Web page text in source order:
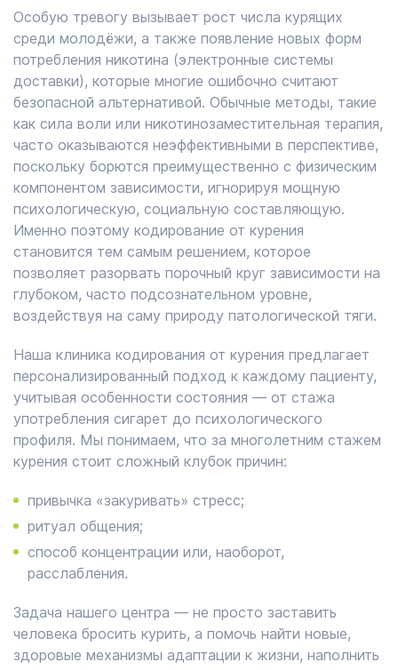
Особую тревогу вызывает рост числа курящих
среди молодёжи, а также появление новых форм
потребления никотина (электронные системы
доставки), которые многие ошибочно считают
безопасной альтернативой. Обычные методы, такие
как сила воли или никотинозаместительная терапия,
часто оказываются неэффективными в перспективе,
поскольку борются преимущественно с физическим
компонентом зависимости, игнорируя мощную
психологическую, социальную составляющую.
Именно поэтому кодирование от курения
становится тем самым решением, которое
позволяет разорвать порочный круг зависимости на
глубоком, часто подсознательном уровне,
воздействуя на саму природу патологической тяги.
Наша клиника кодирования от курения предлагает
персонализированный подход к каждому пациенту,
учитывая особенности состояния — от стажа
употребления сигарет до психологического
профиля. Мы понимаем, что за многолетним стажем
курения стоит сложный клубок причин:
привычка «закуривать» стресс;
ритуал общения;
способ концентрации или, наоборот,
расслабления.
Задача нашего центра — не просто заставить
человека бросить курить, а помочь найти новые,
здоровые механизмы адаптации к жизни, наполнить